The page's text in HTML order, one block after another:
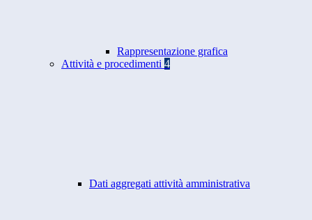
Rappresentazione grafica
Attività e procedimenti 4
Dati aggregati attività amministrativa